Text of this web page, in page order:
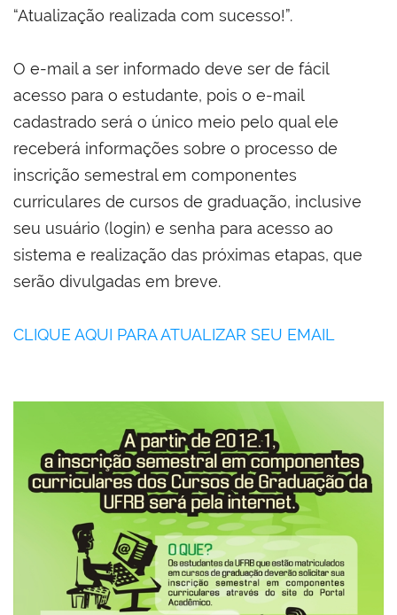
“Atualização realizada com sucesso!”.
O e-mail a ser informado deve ser de fácil
acesso para o estudante, pois o e-mail
cadastrado será o único meio pelo qual ele
receberá informações sobre o processo de
inscrição semestral em componentes
curriculares de cursos de graduação, inclusive
seu usuário (login) e senha para acesso ao
sistema e realização das próximas etapas, que
serão divulgadas em breve.
CLIQUE AQUI PARA ATUALIZAR SEU EMAIL